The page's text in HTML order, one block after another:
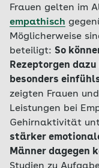
Frauen gelten im
empathisch
Möglicherweise
beteiligt: So
Rezeptorgen
besonders
zeigten Frauen
Leistungen bei
Gehirnaktivität
stärker
Männer dagegen